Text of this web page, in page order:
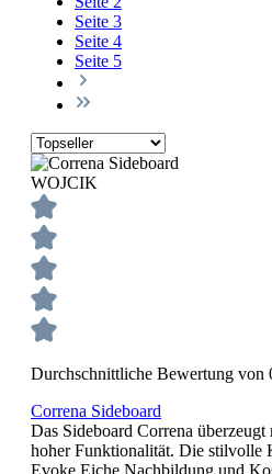
Seite 3
Seite 4
Seite 5
WOJCIK
Durchschnittliche Bewertung von
Correna Sideboard
Das Sideboard Correna
hoher Funktionalität. Die stilvolle
Evoke Eiche Nachbildung und